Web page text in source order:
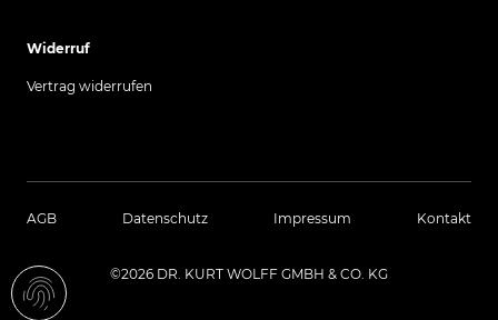
Widerruf
Vertrag widerrufen
AGB Datenschutz Impressum Kontakt
©2026 DR. KURT WOLFF GMBH & CO. KG